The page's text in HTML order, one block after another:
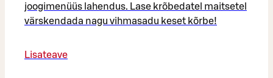
joogimenüüs lahendus. Lase krõbedatel maitsetel
värskendada nagu vihmasadu keset kõrbe!
Lisateave